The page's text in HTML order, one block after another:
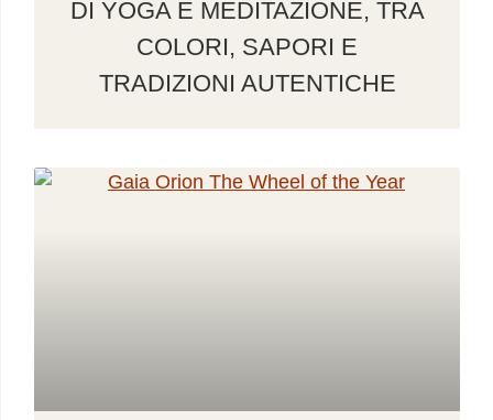
DI YOGA E MEDITAZIONE, TRA
COLORI, SAPORI E
TRADIZIONI AUTENTICHE